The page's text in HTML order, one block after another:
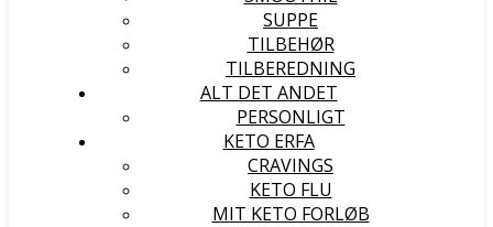
SUPPE
TILBEHØR
TILBEREDNING
ALT DET ANDET
PERSONLIGT
KETO ERFA
CRAVINGS
KETO FLU
MIT KETO FORLØB